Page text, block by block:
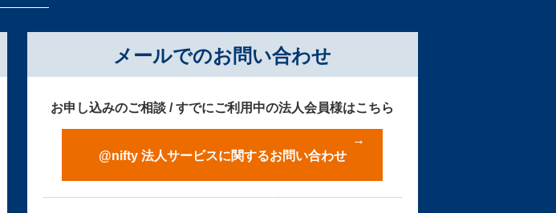
メールでのお問い合わせ
お申し込みのご相談 / すでにご利用中の法人会員様はこちら
@nifty 法人サービスに関するお問い合わせ